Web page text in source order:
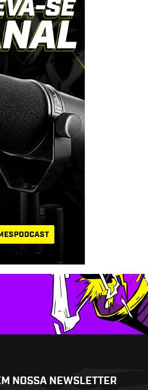
NOSSA NEWSLETTER